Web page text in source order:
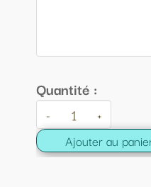
Quantité :
- +
Ajouter au